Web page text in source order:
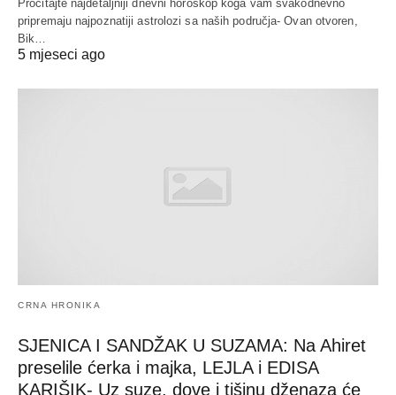
Pročitajte najdetaljniji dnevni horoskop koga vam svakodnevno
pripremaju najpoznatiji astrolozi sa naših područja- Ovan otvoren,
Bik…
5 mjeseci ago
CRNA HRONIKA
SJENICA I SANDŽAK U SUZAMA: Na Ahiret
preselile ćerka i majka, LEJLA i EDISA
KARIŠIK- Uz suze, dove i tišinu dženaza će